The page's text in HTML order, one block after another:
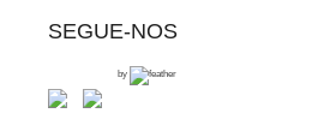
SEGUE-NOS
by